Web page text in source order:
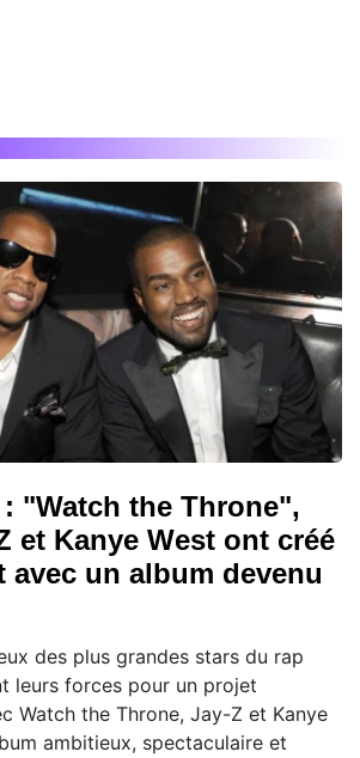
: "Watch the Throne",
et Kanye West ont créé
avec un album devenu
des plus grandes stars du rap
leurs forces pour un projet
Watch the Throne, Jay-Z et Kanye
ambitieux, spectaculaire et